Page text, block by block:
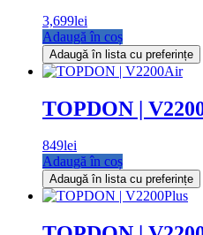
3,699lei
Adaugă în coș
Adaugă în lista cu preferințe
TOPDON |
849lei
Adaugă în coș
Adaugă în lista cu preferințe